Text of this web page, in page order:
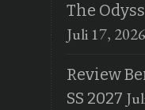
The
Juli 17, 2026
Review
SS 2027